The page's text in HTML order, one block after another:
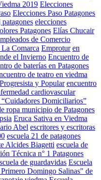
2019 Elecciones
Elecciones Paso Patagones
elecciones
Patagones Elías Chucair
de Comercio
La Comarca Emprotur en
el Invierno Encuentro de
de baterías en Patagones
de teatro en viedma
y Popular encuentro
cardiovascular
Domiciliarios”
ropa municipio de Patagones
Eruca Sativa en Viedma
Abel escritores y escritoras
escuela 21 de patagones
Alcides Biagetti escuela de
Técnica n° 1 Patagones
de guardavidas Escuela
Domingo Salinas" de